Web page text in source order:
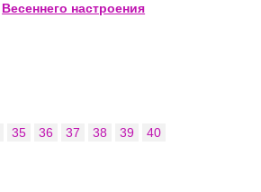
Весеннего настроения
35 36 37 38 39 40